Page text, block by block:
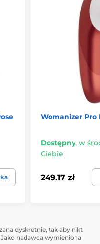
Womanizer Pro
Dostępny, w
Ciebie
249.17 zł
dyskretnie, tak aby nikt
Jako nadawca wymieniona